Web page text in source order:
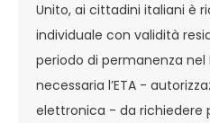
Unito, ai cittadini italiani è
individuale con validità
periodo di permanenza nel
necessaria l’ETA -
elettronica - da richiedere